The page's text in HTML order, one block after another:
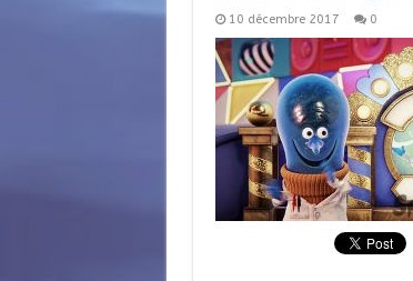
10 décembre 2017 0